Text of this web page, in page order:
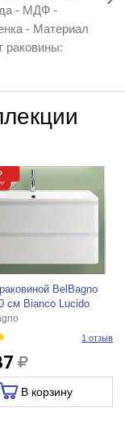
- МДФ -
- Материал
раковины:
BelBagno
см Bianco Lucido
1 отзыв
В корзину